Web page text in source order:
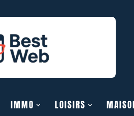
IMMO LOISIRS